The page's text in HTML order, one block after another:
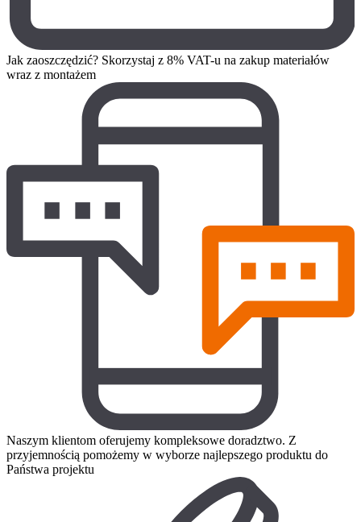
Jak zaoszczędzić? Skorzystaj z 8% VAT-u na zakup materiałów
wraz z montażem
Naszym klientom oferujemy kompleksowe doradztwo. Z
przyjemnością pomożemy w wyborze najlepszego produktu do
Państwa projektu